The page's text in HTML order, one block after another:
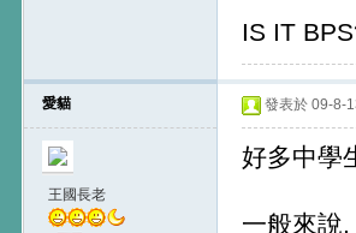
IS IT
愛貓
王國長老
發表於 09-8-
好多中學
一般來說